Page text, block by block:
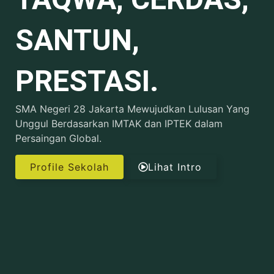
SANTUN,
PRESTASI.
SMA Negeri 28 Jakarta Mewujudkan Lulusan Yang
Unggul Berdasarkan IMTAK dan IPTEK dalam
Persaingan Global.
Profile Sekolah Lihat Intro